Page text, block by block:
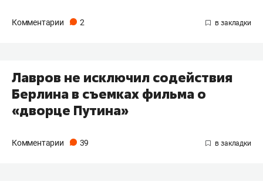
Комментарии 2
Лавров не исключил содействия
Берлина в съемках фильма о
«дворце Путина»
Комментарии 39